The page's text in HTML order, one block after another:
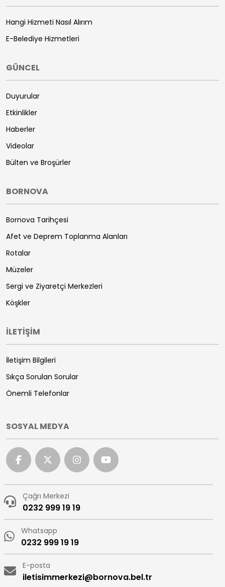
Hangi Hizmeti Nasıl Alırım
E-Belediye Hizmetleri
GÜNCEL
Duyurular
Etkinlikler
Haberler
Videolar
Bülten ve Broşürler
BORNOVA
Bornova Tarihçesi
Afet ve Deprem Toplanma Alanları
Rotalar
Müzeler
Sergi ve Ziyaretçi Merkezleri
Köşkler
İLETİŞİM
İletişim Bilgileri
Sıkça Sorulan Sorular
Önemli Telefonlar
SOSYAL MEDYA
Çağrı Merkezi
0232 999 19 19
Whatsapp
0232 999 19 19
E-posta
iletisimmerkezi@bornova.bel.tr